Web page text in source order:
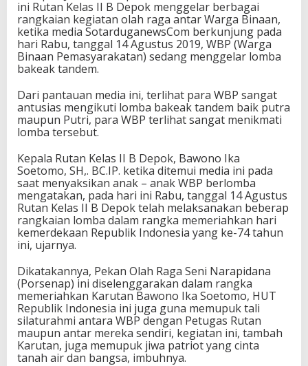
ini Rutan Kelas II B Depok menggelar berbagai
rangkaian kegiatan olah raga antar Warga Binaan,
ketika media SotarduganewsCom berkunjung pada
hari Rabu, tanggal 14 Agustus 2019, WBP (Warga
Binaan Pemasyarakatan) sedang menggelar lomba
bakeak tandem.
Dari pantauan media ini, terlihat para WBP sangat
antusias mengikuti lomba bakeak tandem baik putra
maupun Putri, para WBP terlihat sangat menikmati
lomba tersebut.
Kepala Rutan Kelas II B Depok, Bawono Ika
Soetomo, SH,. BC.IP. ketika ditemui media ini pada
saat menyaksikan anak – anak WBP berlomba
mengatakan, pada hari ini Rabu, tanggal 14 Agustus
Rutan Kelas II B Depok telah melaksanakan beberap
rangkaian lomba dalam rangka memeriahkan hari
kemerdekaan Republik Indonesia yang ke-74 tahun
ini, ujarnya.
Dikatakannya, Pekan Olah Raga Seni Narapidana
(Porsenap) ini diselenggarakan dalam rangka
memeriahkan Karutan Bawono Ika Soetomo, HUT
Republik Indonesia ini juga guna memupuk tali
silaturahmi antara WBP dengan Petugas Rutan
maupun antar mereka sendiri, kegiatan ini, tambah
Karutan, juga memupuk jiwa patriot yang cinta
tanah air dan bangsa, imbuhnya.